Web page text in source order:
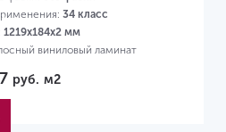
34 класс
1219х184х2 мм
виниловый ламинат
руб. м2